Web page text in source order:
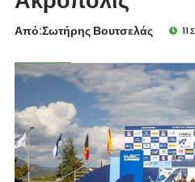
Από:Σωτήρης Βουτσελάς 11